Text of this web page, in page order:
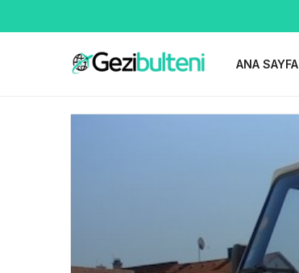
ANA SAYFA